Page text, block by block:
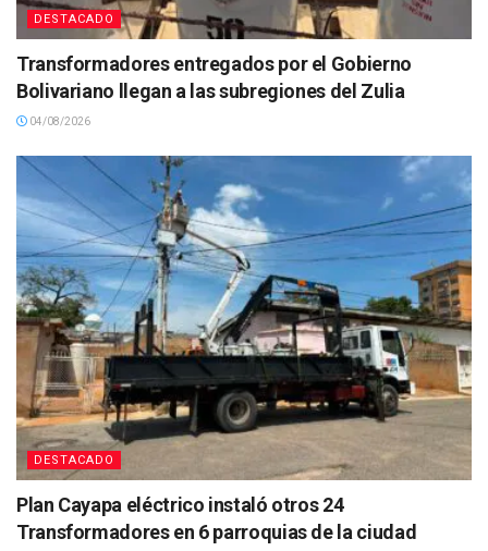
DESTACADO
Transformadores entregados por el Gobierno
Bolivariano llegan a las subregiones del Zulia
04/08/2026
DESTACADO
Plan Cayapa eléctrico instaló otros 24
Transformadores en 6 parroquias de la ciudad